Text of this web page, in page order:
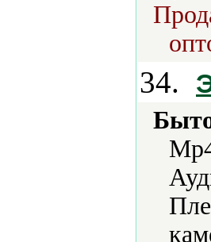
34.